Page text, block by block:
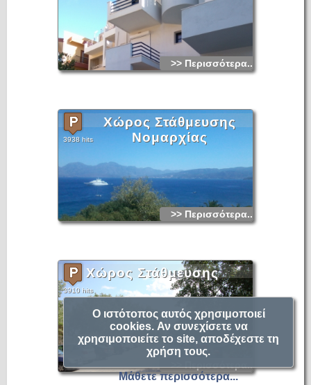
>> Περισσότερα...
Χώρος Στάθμευσης
Νομαρχίας
3938 hits
>> Περισσότερα...
Χώρος Στάθμευσης
3910 hits
>> Περισσότερα...
Ο ιστότοπος αυτός χρησιμοποιεί
cookies. Αν συνεχίσετε να
χρησιμοποιείτε το site, αποδέχεστε τη
χρήση τους.
Μάθετε περισσότερα...